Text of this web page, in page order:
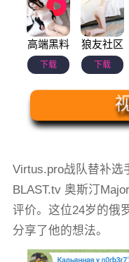
高端黑料
下载
狼友社区
下载
Virtus.pro战队替补选
BLAST.tv 奥斯汀
评价。这位24岁的俄
分享了他的想法。